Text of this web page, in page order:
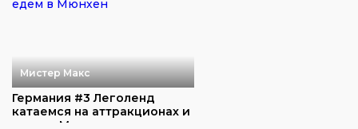
Мистер Макс
Германия #3 Леголенд
катаемся на аттракционах и
едем в Мюнхе...